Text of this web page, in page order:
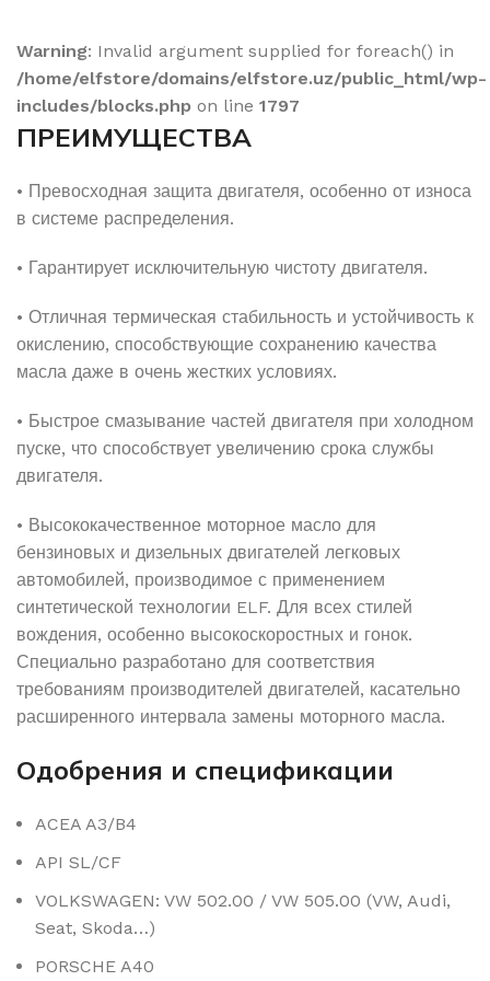
Warning: Invalid argument supplied for foreach() in
/home/elfstore/domains/elfstore.uz/public_html/wp-
includes/blocks.php on line 1797
ПРЕИМУЩЕСТВА
• Превосходная защита двигателя, особенно от износа
в системе распределения.
• Гарантирует исключительную чистоту двигателя.
• Отличная термическая стабильность и устойчивость к
окислению, способствующие сохранению качества
масла даже в очень жестких условиях.
• Быстрое смазывание частей двигателя при холодном
пуске, что способствует увеличению срока службы
двигателя.
• Высококачественное моторное масло для
бензиновых и дизельных двигателей легковых
автомобилей, производимое с применением
синтетической технологии ELF. Для всех стилей
вождения, особенно высокоскоростных и гонок.
Специально разработано для соответствия
требованиям производителей двигателей, касательно
расширенного интервала замены моторного масла.
Одобрения и спецификации
ACEA A3/B4
API SL/CF
VOLKSWAGEN: VW 502.00 / VW 505.00 (VW, Audi,
Seat, Skoda…)
PORSCHE A40